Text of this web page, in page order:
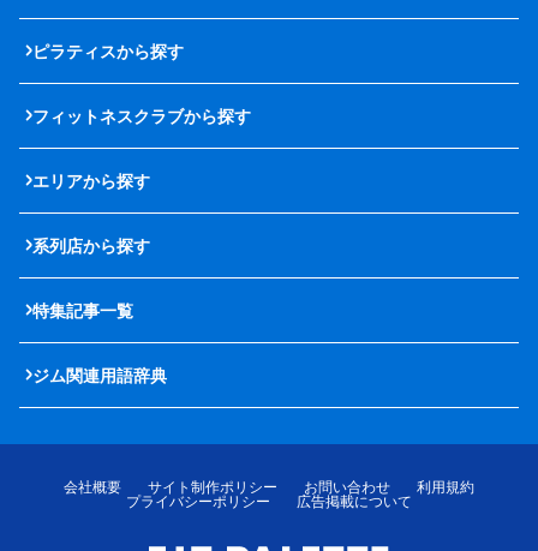
ピラティスから探す
フィットネスクラブから探す
エリアから探す
系列店から探す
特集記事一覧
ジム関連用語辞典
会社概要 サイト制作ポリシー お問い合わせ
利用規約
プライバシーポリシー
広告掲載について